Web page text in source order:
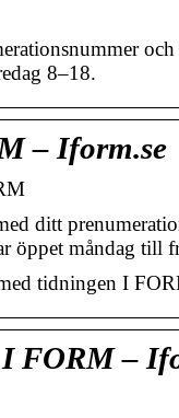
8–18.
– Iform.se
ditt
öppet måndag till
tidningen I
FORM –